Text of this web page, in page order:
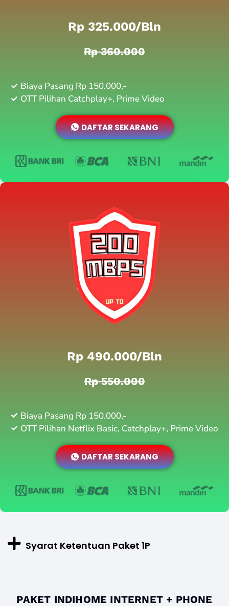
Rp 325.000/bln
Rp 360.000
Biaya Pasang Rp 150.000,-
OTT Pilihan Catchplay+, Prime Video
DAFTAR SEKARANG
Rp 490.000/bln
Rp 550.000
Biaya Pasang Rp 150.000,-
OTT Pilihan Netflix Basic, Catchplay+, Prime Video
DAFTAR SEKARANG
Syarat Ketentuan Paket 1P
PAKET INDIHOME INTERNET + PHONE